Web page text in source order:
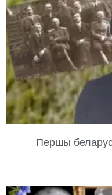
Першы